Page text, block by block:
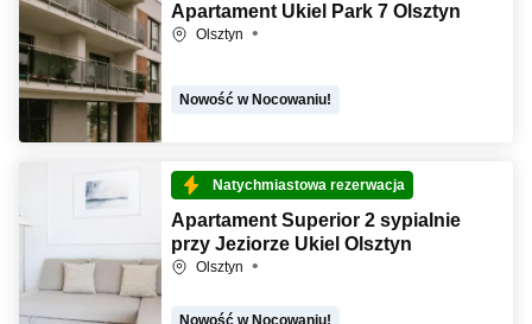
Apartament Ukiel Park 7 Olsztyn
Olsztyn
Nowość w Nocowaniu!
Natychmiastowa rezerwacja
Apartament Superior 2 sypialnie
przy Jeziorze Ukiel Olsztyn
Olsztyn
Nowość w Nocowaniu!